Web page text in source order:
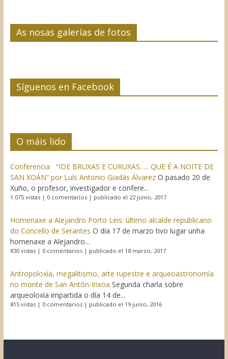
As nosas galerías de fotos
Síguenos en Facebook
O máis lido
Conferencia “IDE BRUXAS E CURUXAS….. QUE É A NOITE DE
SAN XOÁN” por Luís Antonio Giadás Álvarez O pasado 20 de
Xuño, o profesor, investigador e confere...
1.075 vistas| 0 comentarios| publicado el 22 junio, 2017
Homenaxe a Alejandro Porto Leis: último alcalde republicano
do Concello de Serantes O día 17 de marzo tivo lugar unha
homenaxe a Alejandro...
830 vistas| 0 comentarios| publicado el 18 marzo, 2017
Antropoloxía, megalitismo, arte rupestre e arqueoastronomía
no monte de San Antón-Irixoa Segunda charla sobre
arqueoloxía impartida o día 14 de...
815 vistas| 0 comentarios| publicado el 19 junio, 2016